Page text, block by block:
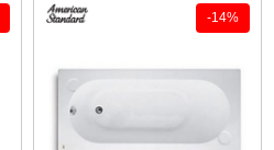
-14%